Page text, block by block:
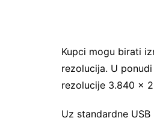
Kupci mogu birati
rezolucija. U
rezolucije 3.840 x
Uz standardne